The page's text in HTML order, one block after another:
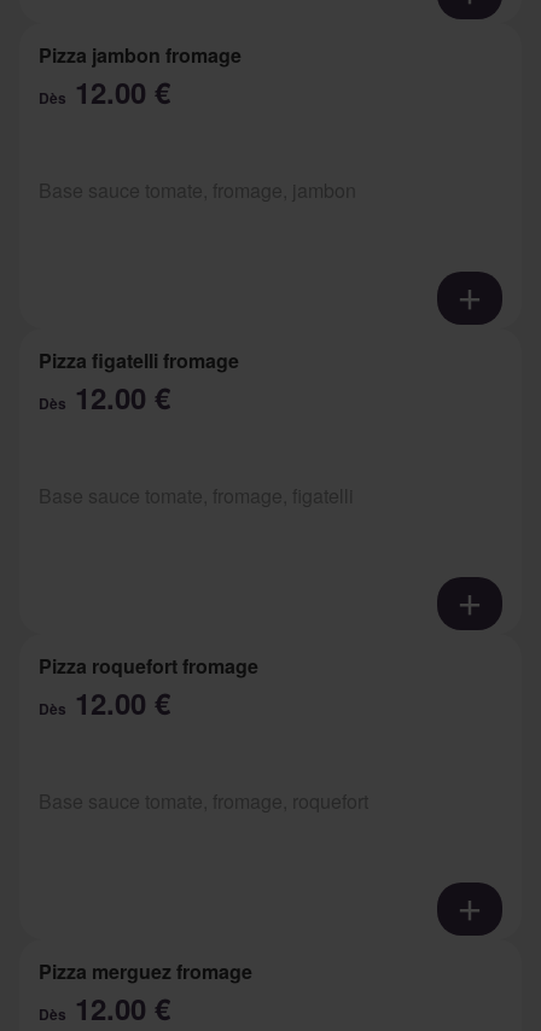
Pizza jambon fromage
Dès 12.00 €
Pizza figatelli fromage
Dès 12.00 €
Pizza roquefort fromage
Dès 12.00 €
Pizza merguez fromage
Dès 12.00 €